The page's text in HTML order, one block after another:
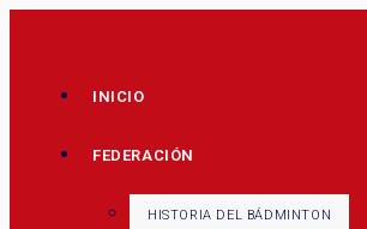
INICIO
FEDERACIÓN
HISTORIA DEL BÁDMINTON